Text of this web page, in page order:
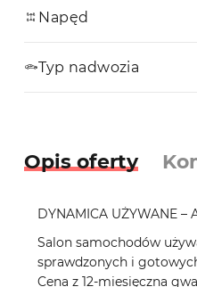
Napęd
Typ nadwozia
Opis oferty
DYNAMICA UŻYWANE –
Salon samochodów
sprawdzonych i
Cena z 12-miesięczna